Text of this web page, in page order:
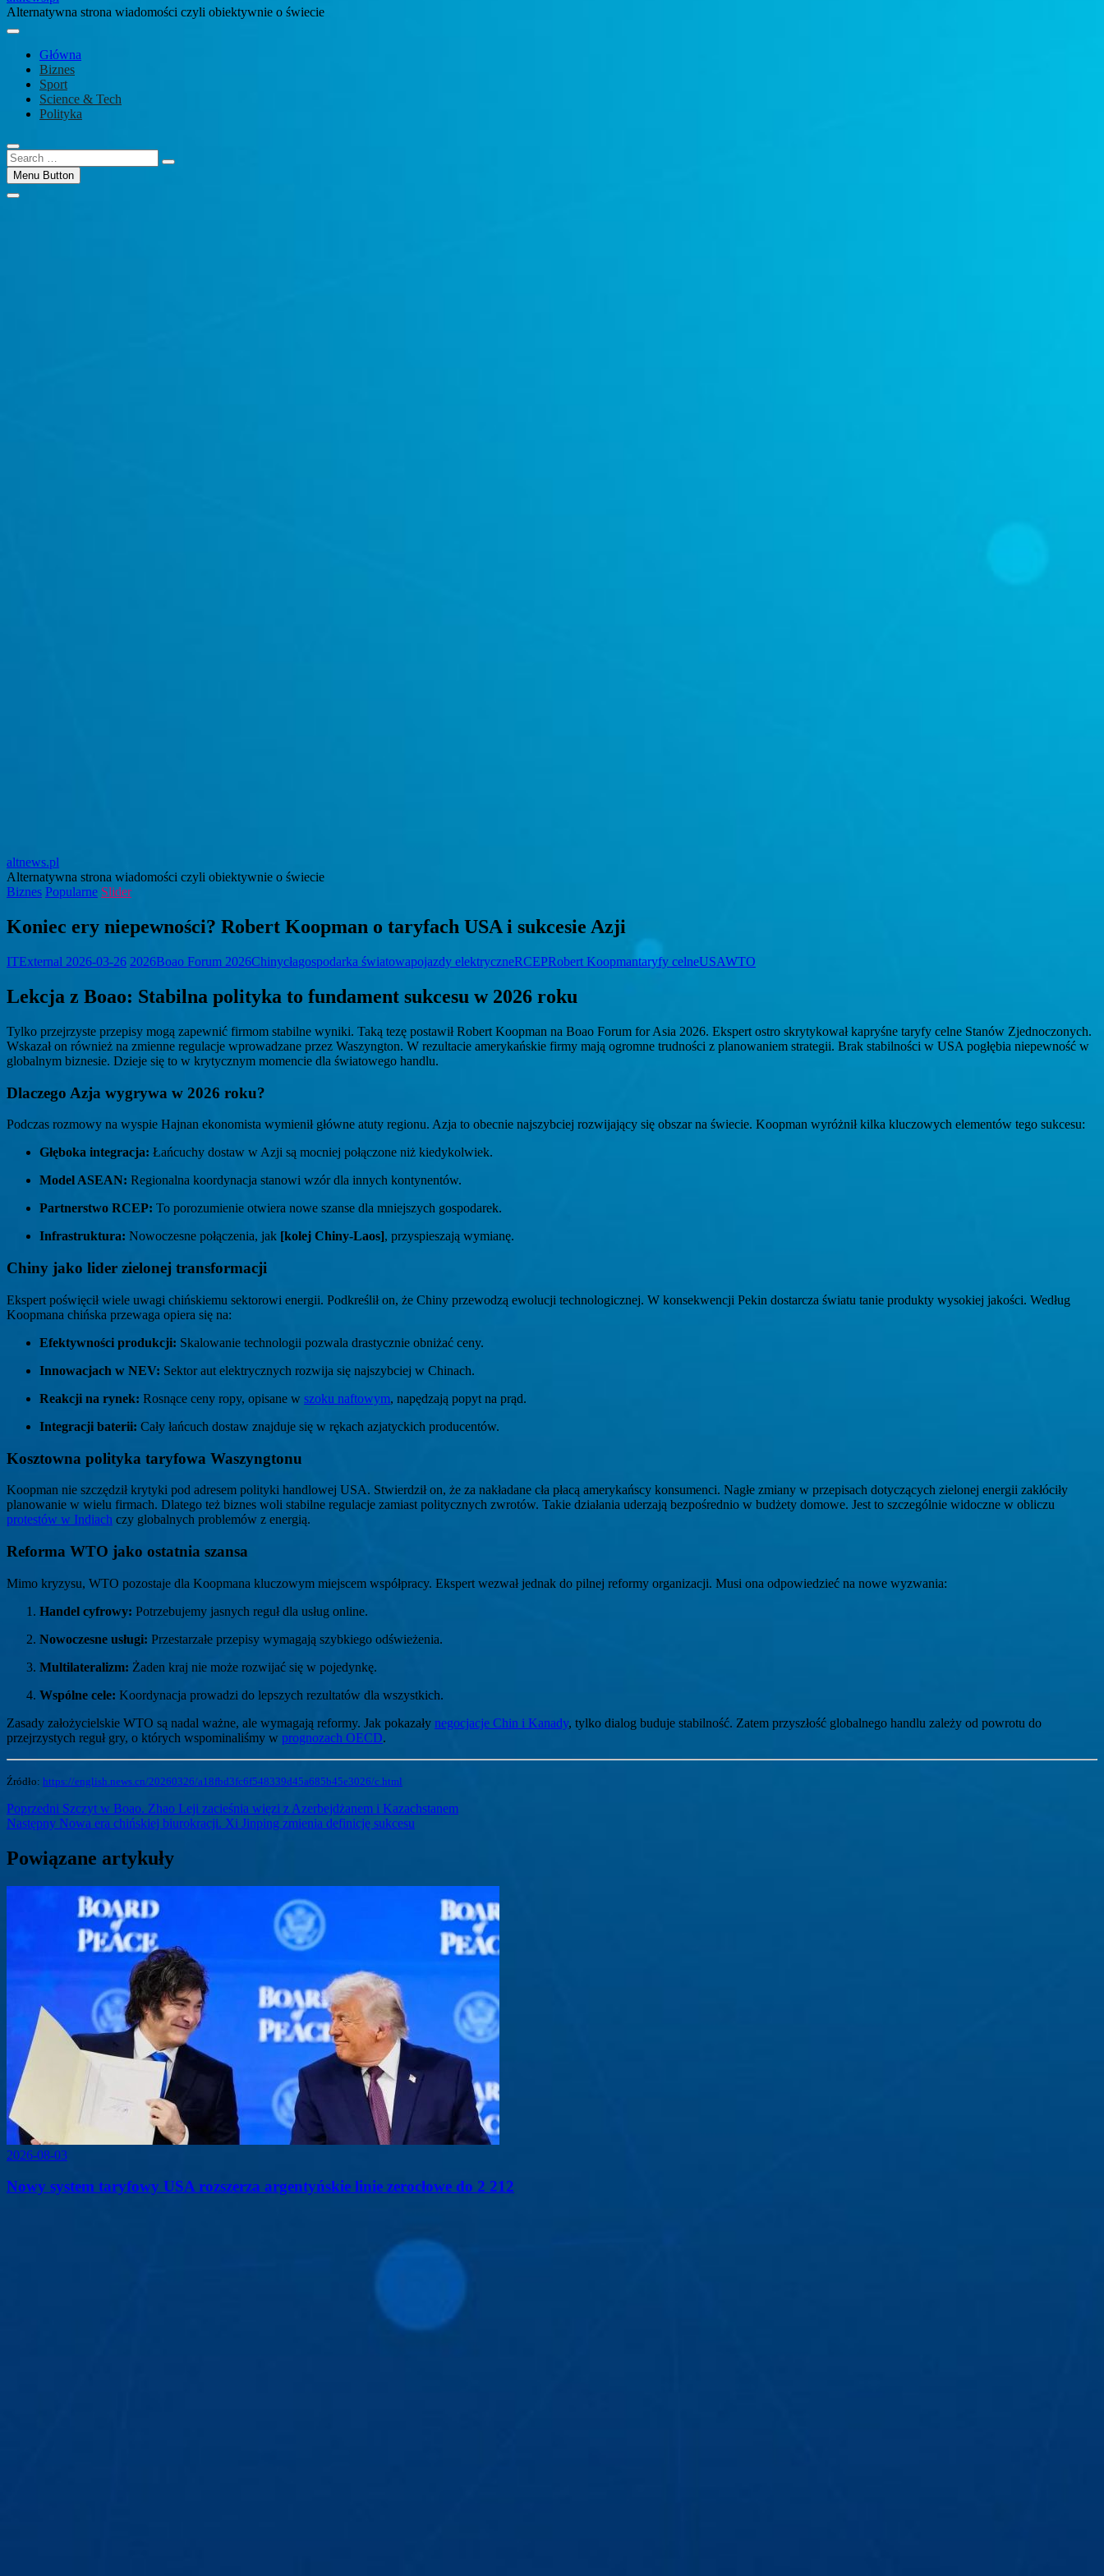
Alternatywna strona wiadomości czyli obiektywnie o świecie
Główna
Biznes
Sport
Science & Tech
Polityka
Search
…Menu Button
altnews.pl
Alternatywna strona wiadomości czyli obiektywnie o świecie
Biznes Popularne Slider
Koniec ery niepewności? Robert Koopman o taryfach USA i sukcesie Azji
ITExternal 2026-03-26 2026Boao Forum 2026Chinycłagospodarka światowapojazdy elektryczneRCEPRobert Koopmantaryfy celneUSAWTO
Lekcja z Boao: Stabilna polityka to fundament sukcesu w 2026 roku
Tylko przejrzyste przepisy mogą zapewnić firmom stabilne wyniki. Taką tezę postawił Robert Koopman na Boao Forum for Asia 2026. Ekspert ostro skrytykował kapryśne taryfy celne Stanów Zjednoczonych.
Wskazał on również na zmienne regulacje wprowadzane przez Waszyngton. W rezultacie amerykańskie firmy mają ogromne trudności z planowaniem strategii. Brak stabilności w USA pogłębia niepewność w
globalnym biznesie. Dzieje się to w krytycznym momencie dla światowego handlu.
Dlaczego Azja wygrywa w 2026 roku?
Podczas rozmowy na wyspie Hajnan ekonomista wymienił główne atuty regionu. Azja to obecnie najszybciej rozwijający się obszar na świecie. Koopman wyróżnił kilka kluczowych elementów tego sukcesu:
Głęboka integracja: Łańcuchy dostaw w Azji są mocniej połączone niż kiedykolwiek.
Model ASEAN: Regionalna koordynacja stanowi wzór dla innych kontynentów.
Partnerstwo RCEP: To porozumienie otwiera nowe szanse dla mniejszych gospodarek.
Infrastruktura: Nowoczesne połączenia, jak [kolej Chiny-Laos], przyspieszają wymianę.
Chiny jako lider zielonej transformacji
Ekspert poświęcił wiele uwagi chińskiemu sektorowi energii. Podkreślił on, że Chiny przewodzą ewolucji technologicznej. W konsekwencji Pekin dostarcza światu tanie produkty wysokiej jakości. Według
Koopmana chińska przewaga opiera się na:
Efektywności produkcji: Skalowanie technologii pozwala drastycznie obniżać ceny.
Innowacjach w NEV: Sektor aut elektrycznych rozwija się najszybciej w Chinach.
Reakcji na rynek: Rosnące ceny ropy, opisane w szoku naftowym, napędzają popyt na prąd.
Integracji baterii: Cały łańcuch dostaw znajduje się w rękach azjatyckich producentów.
Kosztowna polityka taryfowa Waszyngtonu
Koopman nie szczędził krytyki pod adresem polityki handlowej USA. Stwierdził on, że za nakładane cła płacą amerykańscy konsumenci. Nagłe zmiany w przepisach dotyczących zielonej energii zakłóciły
planowanie w wielu firmach. Dlatego też biznes woli stabilne regulacje zamiast politycznych zwrotów. Takie działania uderzają bezpośrednio w budżety domowe. Jest to szczególnie widoczne w obliczu
protestów w Indiach czy globalnych problemów z energią.
Reforma WTO jako ostatnia szansa
Mimo kryzysu, WTO pozostaje dla Koopmana kluczowym miejscem współpracy. Ekspert wezwał jednak do pilnej reformy organizacji. Musi ona odpowiedzieć na nowe wyzwania:
Handel cyfrowy: Potrzebujemy jasnych reguł dla usług online.
Nowoczesne usługi: Przestarzałe przepisy wymagają szybkiego odświeżenia.
Multilateralizm: Żaden kraj nie może rozwijać się w pojedynkę.
Wspólne cele: Koordynacja prowadzi do lepszych rezultatów dla wszystkich.
Zasady założycielskie WTO są nadal ważne, ale wymagają reformy. Jak pokazały negocjacje Chin i Kanady, tylko dialog buduje stabilność. Zatem przyszłość globalnego handlu zależy od powrotu do
przejrzystych reguł gry, o których wspominaliśmy w prognozach OECD.
Źródło: https://english.news.cn/20260326/a18fbd3fc6f548339d45a685b45e3026/c.html
Nawigacja
wpisu
Poprzedni Previous
post:
Szczyt w Boao. Zhao Leji zacieśnia więzi z Azerbejdżanem i Kazachstanem
Następny Next
Nowa era chińskiej biurokracji. Xi Jinping zmienia definicję sukcesu
Powiązane artykuły
2026-08-03
Nowy system taryfowy USA rozszerza argentyńskie linie zerocłowe do 2 212